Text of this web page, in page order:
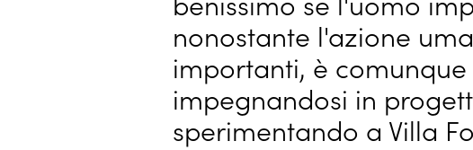
nonostante l'azione
importanti, è
impegnandosi in
sperimentando a Villa